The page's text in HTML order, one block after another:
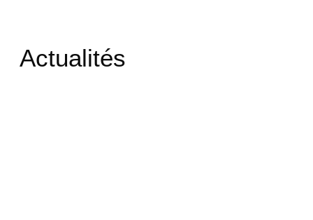
Actualités